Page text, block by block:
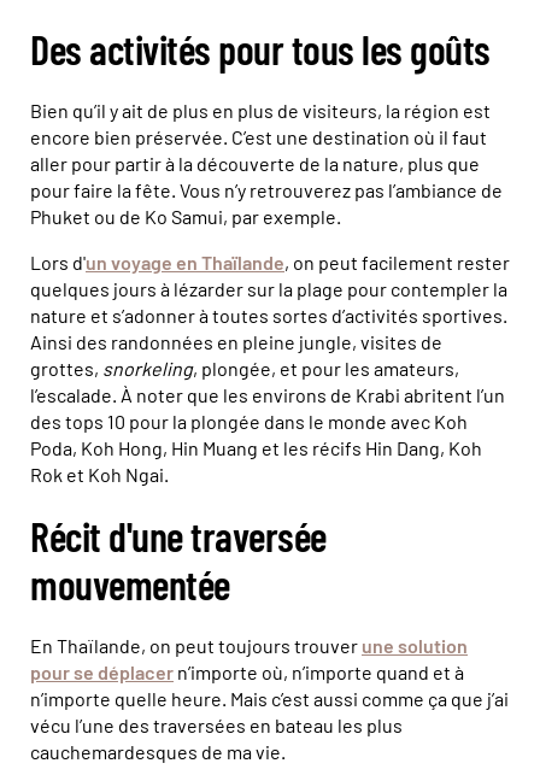
Des activités pour tous les goûts
Bien qu’il y ait de plus en plus de visiteurs, la région est
encore bien préservée. C’est une destination où il faut
aller pour partir à la découverte de la nature, plus que
pour faire la fête. Vous n’y retrouverez pas l’ambiance de
Phuket ou de Ko Samui, par exemple.
Lors d'un voyage en Thaïlande, on peut facilement rester
quelques jours à lézarder sur la plage pour contempler la
nature et s’adonner à toutes sortes d’activités sportives.
Ainsi des randonnées en pleine jungle, visites de
grottes, snorkeling, plongée, et pour les amateurs,
l’escalade. À noter que les environs de Krabi abritent l’un
des tops 10 pour la plongée dans le monde avec Koh
Poda, Koh Hong, Hin Muang et les récifs Hin Dang, Koh
Rok et Koh Ngai.
Récit d'une traversée
mouvementée
En Thaïlande, on peut toujours trouver une solution
pour se déplacer n’importe où, n’importe quand et à
n’importe quelle heure. Mais c’est aussi comme ça que j’ai
vécu l’une des traversées en bateau les plus
cauchemardesques de ma vie.